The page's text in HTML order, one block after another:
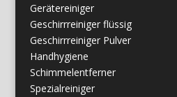
Gerätereiniger
Geschirrreiniger flüssig
Geschirrreiniger Pulver
Handhygiene
Schimmelentferner
Spezialreiniger